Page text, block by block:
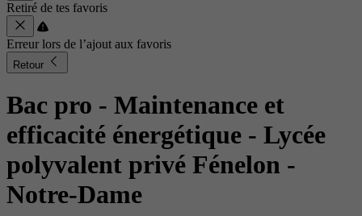
Retiré de tes favoris
Erreur lors de l’ajout aux favoris
Retour
Bac pro - Maintenance et
efficacité énergétique - Lycée
polyvalent privé Fénelon -
Notre-Dame